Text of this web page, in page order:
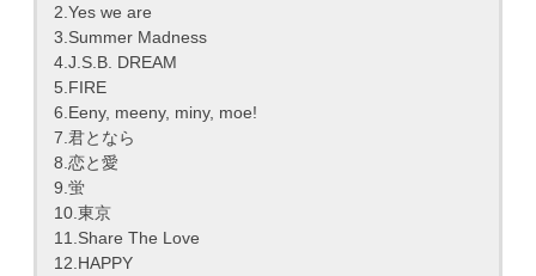
2.Yes we are
3.Summer Madness
4.J.S.B. DREAM
5.FIRE
6.Eeny, meeny, miny, moe!
7.君となら
8.恋と愛
9.蛍
10.東京
11.Share The Love
12.HAPPY